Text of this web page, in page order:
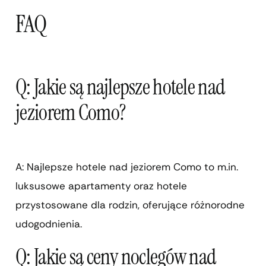
FAQ
Q: Jakie są najlepsze hotele nad
jeziorem Como?
A: Najlepsze hotele nad jeziorem Como to m.in.
luksusowe apartamenty oraz hotele
przystosowane dla rodzin, oferujące różnorodne
udogodnienia.
Q: Jakie są ceny noclegów nad